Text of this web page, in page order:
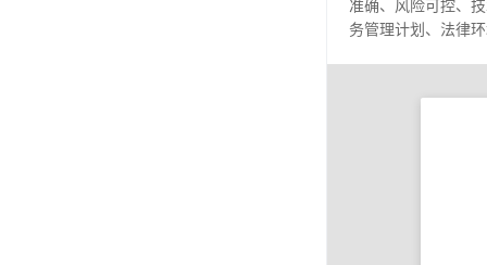
准确、风险可控、
务管理计划、法律